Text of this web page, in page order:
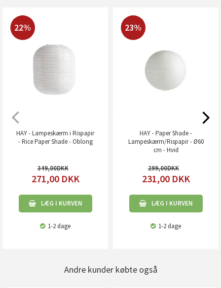
22%
HAY - Lampeskærm i Rispapir
- Rice Paper Shade - Oblong
349,00
271,00 DKK
LÆG I KURVEN
1-2 dage
23%
HAY - Paper Shade -
Lampeskærm/Rispapir - Ø60
cm - Hvid
299,00
231,00 DKK
LÆG I KURVEN
1-2 dage
Andre kunder købte også